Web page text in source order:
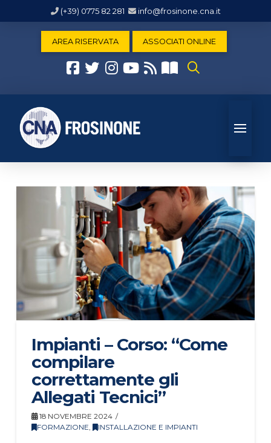
(+39) 0775 82 281 info@frosinone.cna.it
AREA RISERVATA ASSOCIATI ONLINE
Impianti – Corso: “Come
compilare
correttamente gli
Allegati Tecnici”
18 NOVEMBRE 2024
FORMAZIONE
INSTALLAZIONE E IMPIANTI